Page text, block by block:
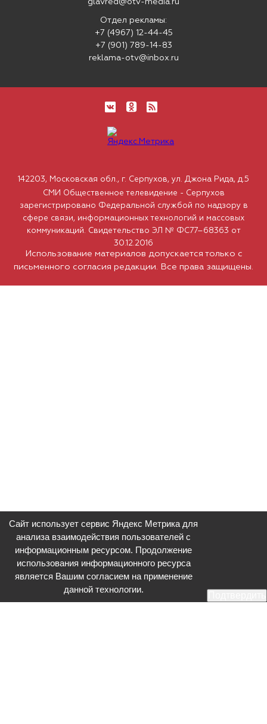
glavred@otv-media.ru
Отдел рекламы:
+7 (4967) 12-44-45
+7 (901) 789-14-83
reklama-otv@inbox.ru
Использование материалов допускается только с
письменного согласия редакции. Все права защищены.
142203, Московская обл., г. Серпухов, ул. Джона Рида, д.5
СМИ Общественное телевидение - Серпухов
зарегистрировано Федеральной службой по надзору в
сфере связи, информационных технологий и массовых
коммуникаций. Свидетельство ЭЛ № ФС77–68363 от
30.12.2016
Сайт использует сервис Яндекс Метрика для
анализа взаимодействия пользователей с
информационным ресурсом. Продолжение
использования информационного ресурса
является Вашим согласием на применение
данной технологии.